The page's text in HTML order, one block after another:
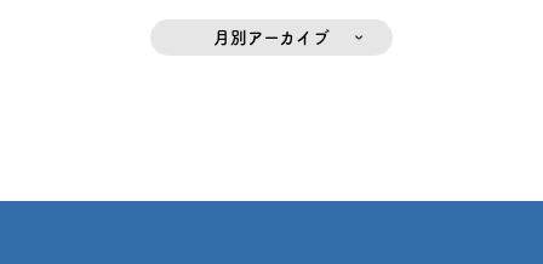
月別アーカイブ